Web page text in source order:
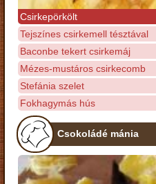
Csirkepörkölt
Tejszínes csirkemell tésztával
Baconbe tekert csirkemáj
Mézes-mustáros csirkecomb
Stefánia szelet
Fokhagymás hús
Csokoládé mánia